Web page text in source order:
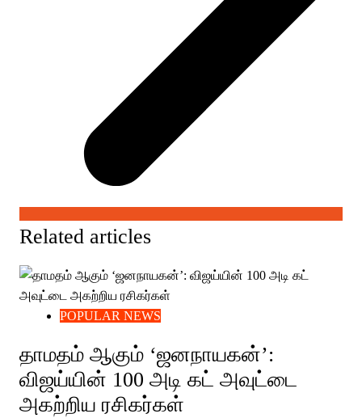
Related articles
POPULAR NEWS
தாமதம் ஆகும் ‘ஜனநாயகன்’:
விஜய்யின் 100 அடி கட் அவுட்டை
அகற்றிய ரசிகர்கள்